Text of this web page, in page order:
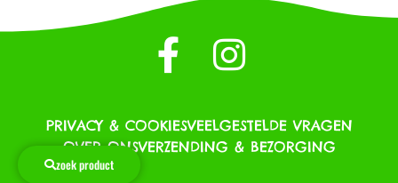
zoek product
PRIVACY & COOKIESVEELGESTELDE VRAGEN
OVER ONSVERZENDING & BEZORGING